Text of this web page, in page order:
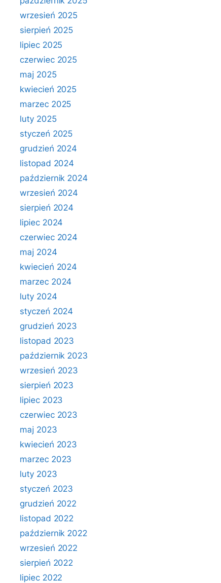
wrzesień 2025
sierpień 2025
lipiec 2025
czerwiec 2025
maj 2025
kwiecień 2025
marzec 2025
luty 2025
styczeń 2025
grudzień 2024
listopad 2024
październik 2024
wrzesień 2024
sierpień 2024
lipiec 2024
czerwiec 2024
maj 2024
kwiecień 2024
marzec 2024
luty 2024
styczeń 2024
grudzień 2023
listopad 2023
październik 2023
wrzesień 2023
sierpień 2023
lipiec 2023
czerwiec 2023
maj 2023
kwiecień 2023
marzec 2023
luty 2023
styczeń 2023
grudzień 2022
listopad 2022
październik 2022
wrzesień 2022
sierpień 2022
lipiec 2022